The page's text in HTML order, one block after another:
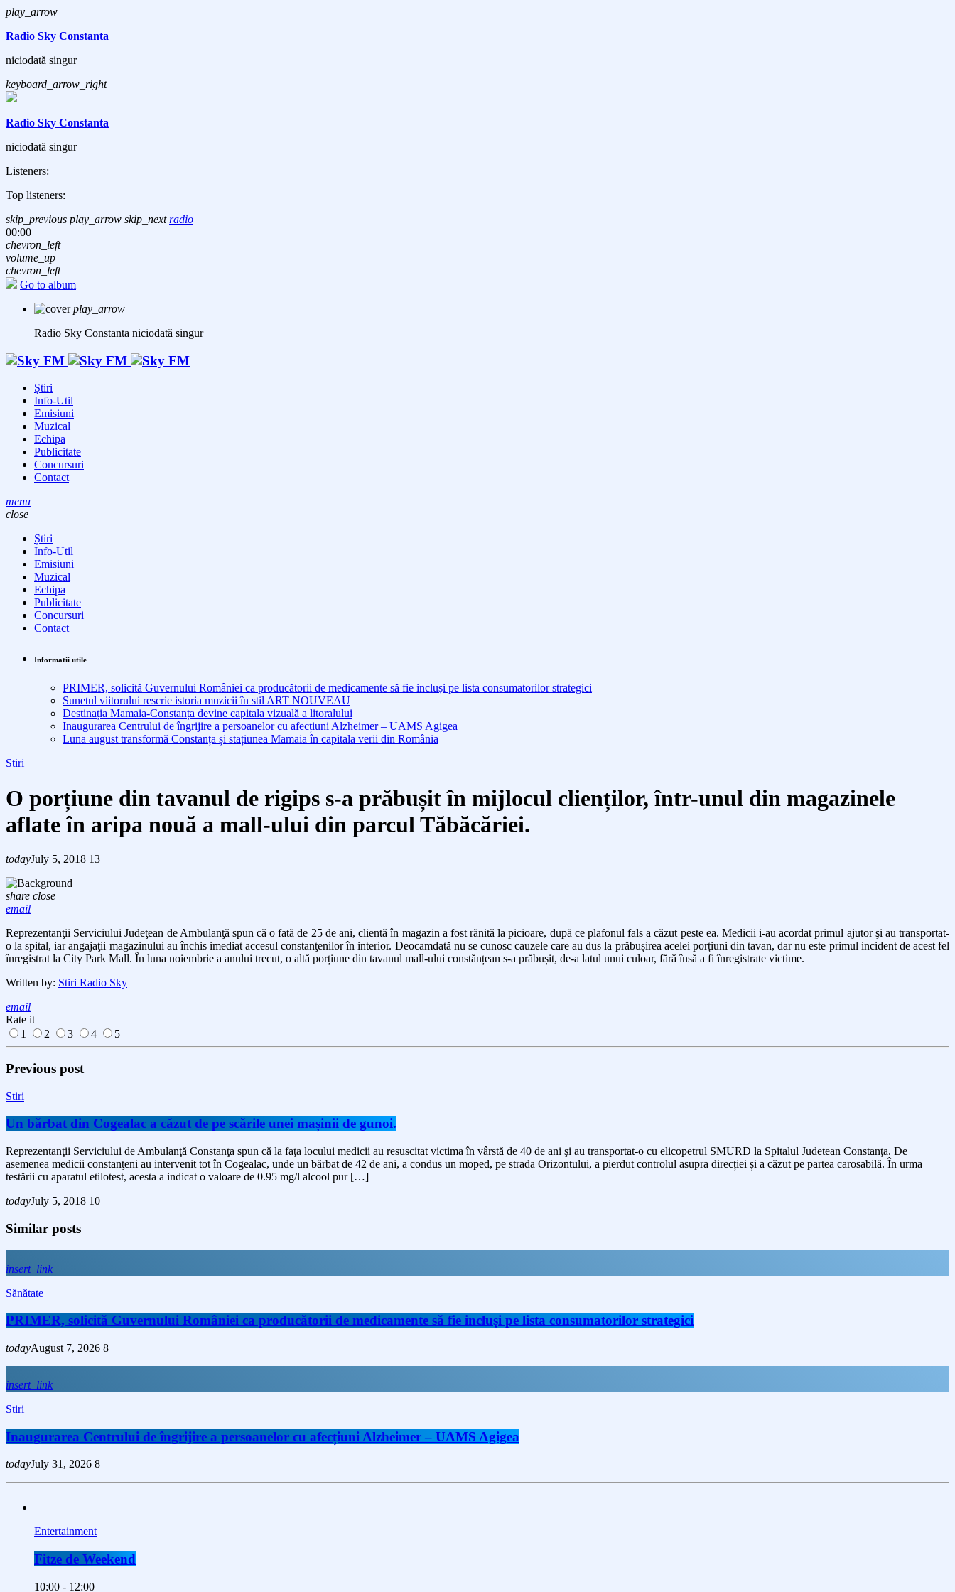
play_arrow
Radio Sky Constanta
niciodată singur
keyboard_arrow_right
Radio Sky Constanta
niciodată singur
Listeners:
Top listeners:
skip_previous play_arrow skip_next radio
00:00
chevron_left
volume_up
chevron_left
Go to album
play_arrow
Radio Sky Constanta niciodată singur
Știri
Info-Util
Emisiuni
Muzical
Echipa
Publicitate
Concursuri
Contact
menu
close
Știri
Info-Util
Emisiuni
Muzical
Echipa
Publicitate
Concursuri
Contact
Informatii utile
PRIMER, solicită Guvernului României ca producătorii de medicamente să fie incluși pe lista consumatorilor strategici
Sunetul viitorului rescrie istoria muzicii în stil ART NOUVEAU
Destinația Mamaia-Constanța devine capitala vizuală a litoralului
Inaugurarea Centrului de îngrijire a persoanelor cu afecțiuni Alzheimer – UAMS Agigea
Luna august transformă Constanța și stațiunea Mamaia în capitala verii din România
Stiri
O porțiune din tavanul de rigips s-a prăbușit în mijlocul clienților, într-unul din magazinele
aflate în aripa nouă a mall-ului din parcul Tăbăcăriei.
todayJuly 5, 2018 13
share close
email
Reprezentanţii Serviciului Judeţean de Ambulanţă spun că o fată de 25 de ani, clientă în magazin a fost rănită la picioare, după ce plafonul fals a căzut peste ea. Medicii i-au acordat primul ajutor şi au transportat-
o la spital, iar angajaţii magazinului au închis imediat accesul constanţenilor în interior. Deocamdată nu se cunosc cauzele care au dus la prăbușirea acelei porțiuni din tavan, dar nu este primul incident de acest fel
înregistrat la City Park Mall. În luna noiembrie a anului trecut, o altă porțiune din tavanul mall-ului constănțean s-a prăbușit, de-a latul unui culoar, fără însă a fi înregistrate victime.
Written by: Stiri Radio Sky
email
Rate it
1
2 3 4 5
Previous post
Stiri
Un bărbat din Cogealac a căzut de pe scările unei mașinii de gunoi.
Reprezentanţii Serviciului de Ambulanţă Constanţa spun că la faţa locului medicii au resuscitat victima în vârstă de 40 de ani şi au transportat-o cu elicopetrul SMURD la Spitalul Judetean Constanţa. De
asemenea medicii constanţeni au intervenit tot în Cogealac, unde un bărbat de 42 de ani, a condus un moped, pe strada Orizontului, a pierdut controlul asupra direcției și a căzut pe partea carosabilă. În urma
testării cu aparatul etilotest, acesta a indicat o valoare de 0.95 mg/l alcool pur […]
todayJuly 5, 2018 10
Similar posts
insert_link
Sănătate
PRIMER, solicită Guvernului României ca producătorii de medicamente să fie incluși pe lista consumatorilor strategici
todayAugust 7, 2026 8
insert_link
Stiri
Inaugurarea Centrului de îngrijire a persoanelor cu afecțiuni Alzheimer – UAMS Agigea
todayJuly 31, 2026 8
Entertainment
Fitze de Weekend
10:00 - 12:00